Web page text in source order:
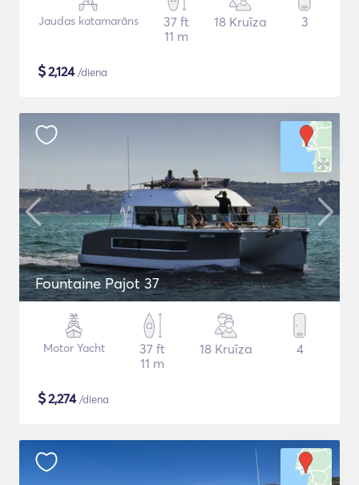
Jaudas katamarāns
37 ft
11 m
18 Kruīza 3
$2,124/diena
Fountaine Pajot 37
Motor Yacht
37 ft
11 m
18 Kruīza 4
$2,274/diena